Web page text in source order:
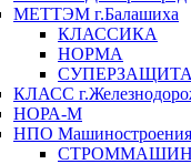
МЕТТЭМ г.Балашиха
КЛАССИКА
НОРМА
СУПЕРЗАЩИТА
КЛАСС
НОРА-М
НПО
СТРОММАШИНА